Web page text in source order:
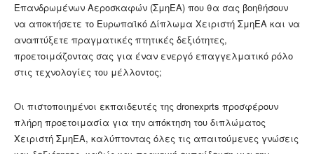
Επανδρωμένων Αεροσκαφών (ΣμηΕΑ) που θα σας βοηθήσουν
να αποκτήσετε το Ευρωπαϊκό Δίπλωμα Χειριστή ΣμηΕΑ και να
αναπτύξετε πραγματικές πτητικές δεξιότητες,
προετοιμάζοντας σας για έναν ενεργό επαγγελματικό ρόλο
στις τεχνολογίες του μέλλοντος;
Οι πιστοποιημένοι εκπαιδευτές της dronexprts προσφέρουν
πλήρη προετοιμασία για την απόκτηση του διπλώματος
Χειριστή ΣμηΕΑ, καλύπτοντας όλες τις απαιτούμενες γνώσεις